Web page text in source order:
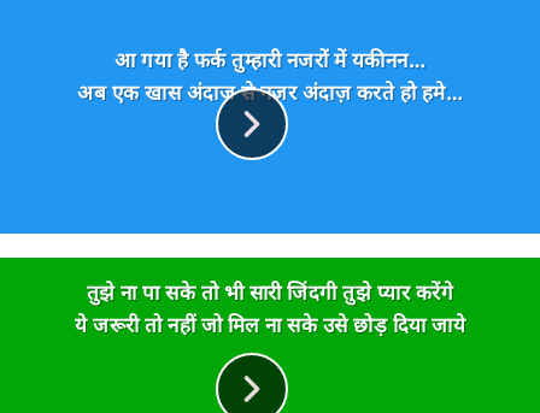
आ गया है फर्क तुम्हारी नजरों में यकीनन…
अब एक खास अंदाज़ से नजर अंदाज़ करते हो हमे…
तुझे ना पा सके तो भी सारी जिंदगी तुझे प्यार करेंगे
ये जरूरी तो नहीं जो मिल ना सके उसे छोड़ दिया जाये